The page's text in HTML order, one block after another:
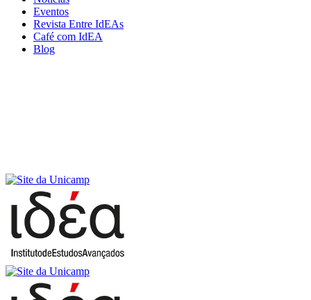
Eventos
Revista Entre IdEAs
Café com IdEA
Blog